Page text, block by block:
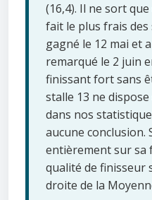
(16,4). Il ne sort
fait le plus frais des
gagné le 12 mai et
remarqué le 2 juin
finissant fort sans
stalle 13 ne
dans nos
aucune conclusion.
entièrement sur sa
qualité de finisseur
droite de la